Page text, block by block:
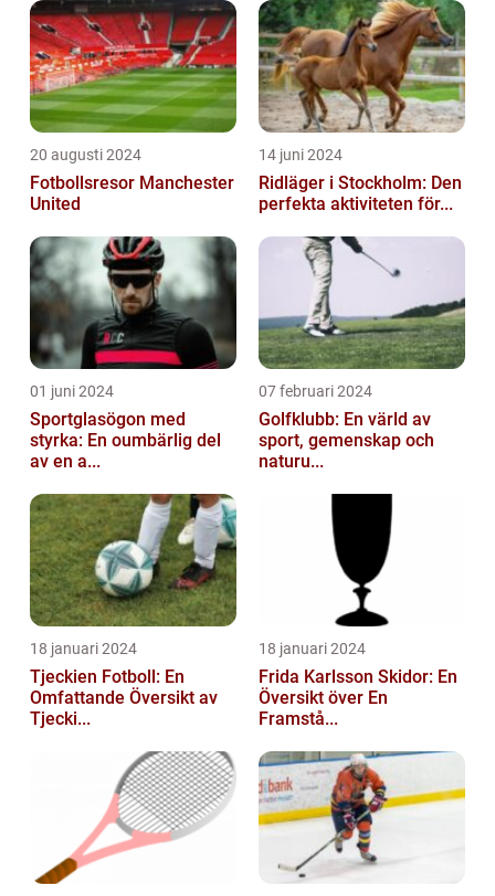
20 augusti 2024
Fotbollsresor Manchester
United
14 juni 2024
Ridläger i Stockholm: Den
perfekta aktiviteten för...
01 juni 2024
Sportglasögon med
styrka: En oumbärlig del
av en a...
07 februari 2024
Golfklubb: En värld av
sport, gemenskap och
naturu...
18 januari 2024
Tjeckien Fotboll: En
Omfattande Översikt av
Tjecki...
18 januari 2024
Frida Karlsson Skidor: En
Översikt över En
Framstå...